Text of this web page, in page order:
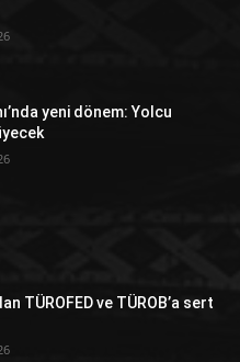
yeni dönem: Yolcu
TÜROFED ve TÜROB’a sert